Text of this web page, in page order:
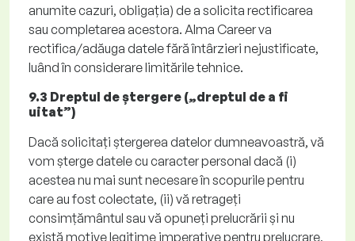
anumite cazuri, obligația) de a solicita rectificarea
sau completarea acestora. Alma Careerva
rectifica/adăuga datele fără întârzieri nejustificate,
luând în considerare limitările tehnice.
9.3 Dreptul de ștergere („dreptul de a fi
uitat”)
Dacă solicitați ștergerea datelor dumneavoastră, vă
vom șterge datele cu caracter personal dacă (i)
acestea nu mai sunt necesare în scopurile pentru
care au fost colectate, (ii) vă retrageți
consimțământul sau vă opuneți prelucrării și nu
există motive legitime imperative pentru prelucrare,